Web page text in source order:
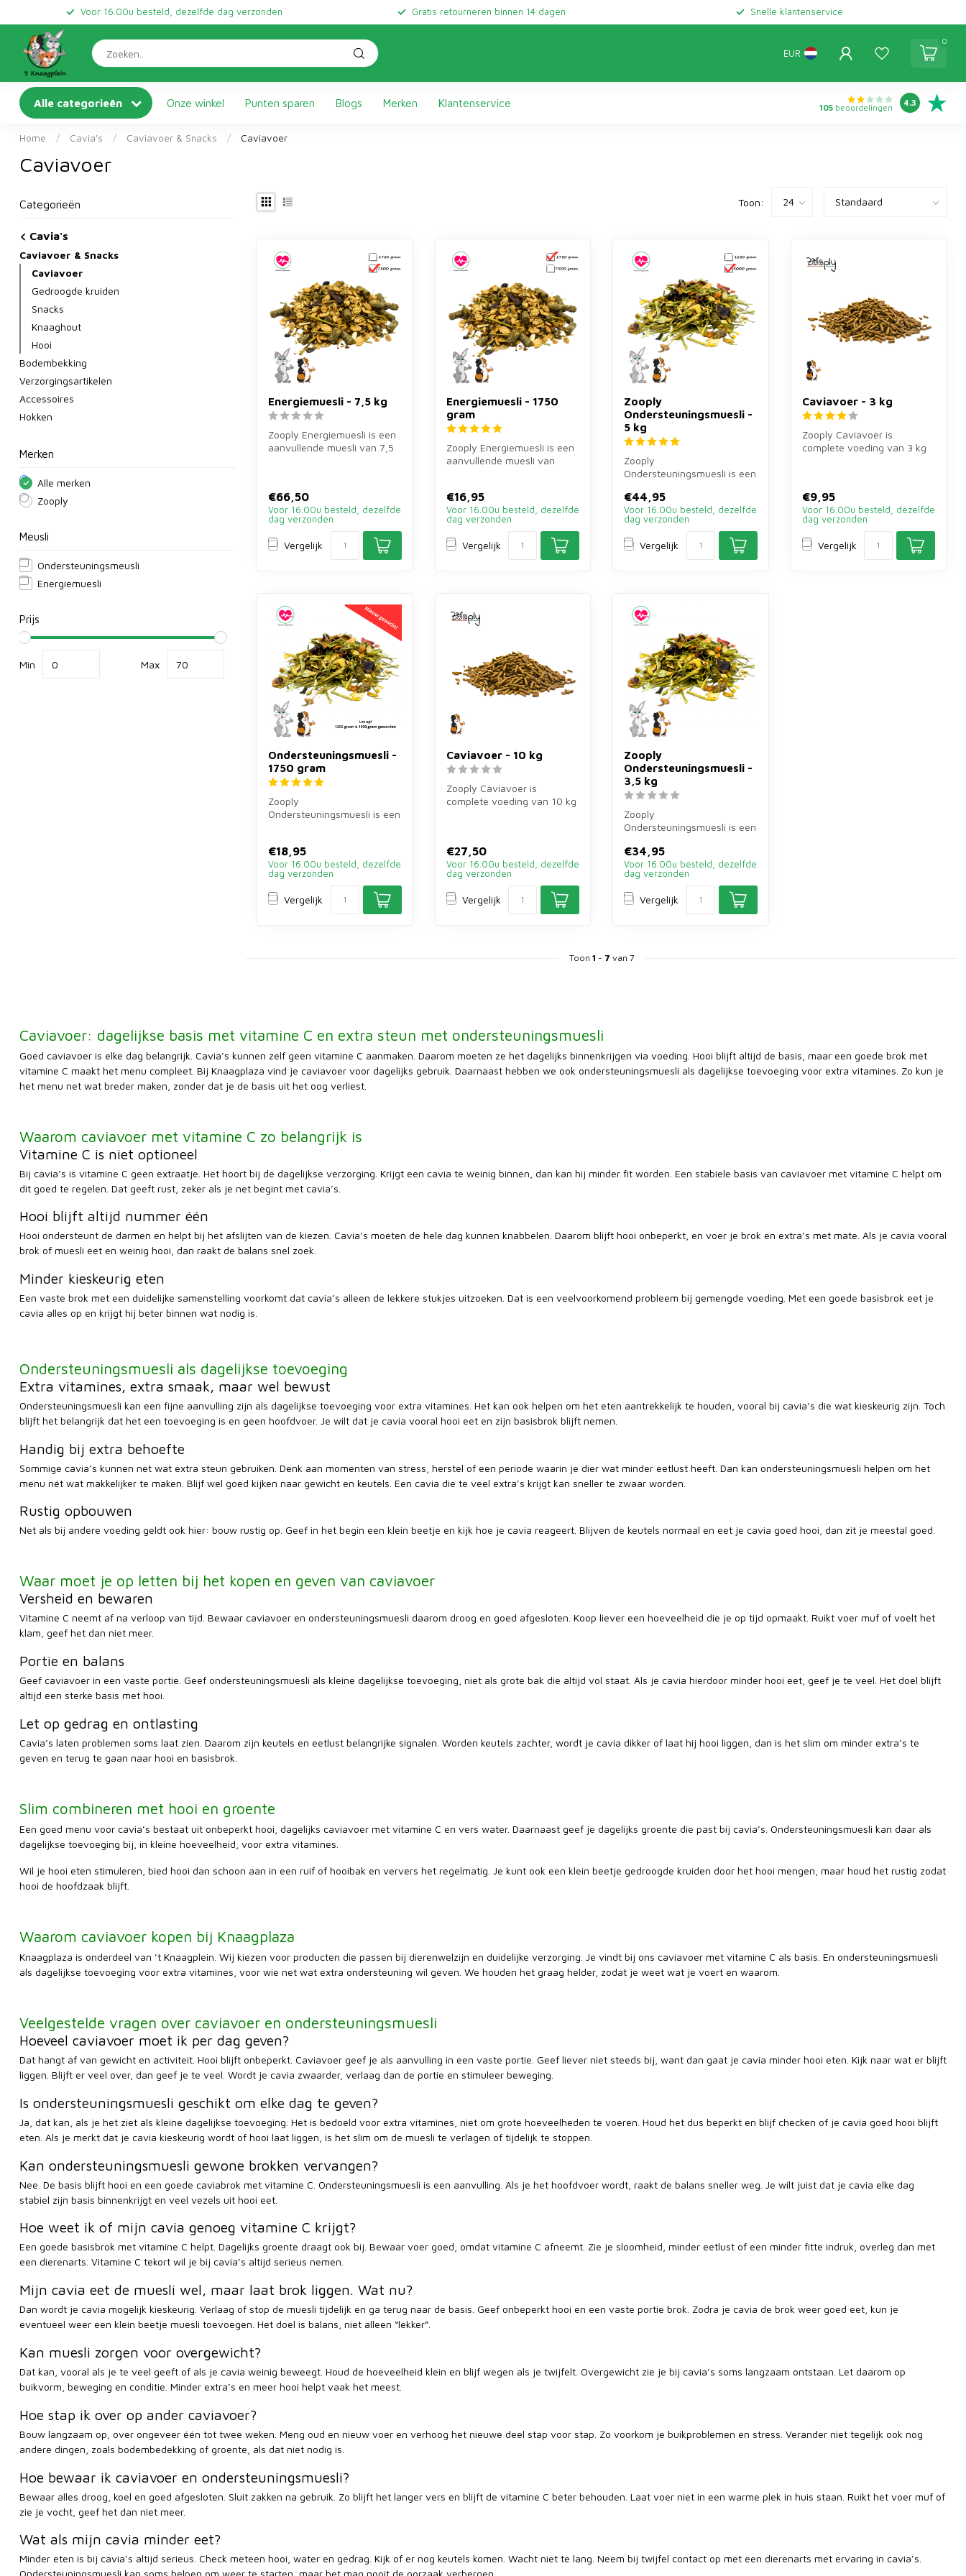
Voor 16.00u besteld, dezelfde dag verzonden Gratis retourneren binnen 14 dagen Snelle klantenservice
EUR
0
Alle categorieën Onze winkel Punten sparen Blogs Merken Klantenservice 105beoordelingen
4.3
Home / Cavia's / Caviavoer & Snacks / Caviavoer
Caviavoer
Categorieën
Cavia's
Caviavoer & Snacks
Caviavoer
Gedroogde kruiden
Snacks
Knaaghout
Hooi
Bodembekking
Verzorgingsartikelen
Accessoires
Hokken
Merken
Alle merken
Zooply
Meusli
Ondersteuningsmeusli
Energiemuesli
Prijs
Min Max
Toon:
Energiemuesli - 7,5 kg
Zooply Energiemuesli is een
aanvullende muesli van 7,5
€66,50
Voor 16.00u besteld, dezelfde
dag verzonden
Vergelijk
Energiemuesli - 1750
gram
Zooply Energiemuesli is een
aanvullende muesli van
€16,95
Voor 16.00u besteld, dezelfde
dag verzonden
Vergelijk
Zooply
Ondersteuningsmuesli -
5 kg
Zooply
Ondersteuningsmuesli is een
voor konijnen en ...
€44,95
Voor 16.00u besteld, dezelfde
dag verzonden
Vergelijk
Caviavoer - 3 kg
Zooply Caviavoer is
complete voeding van 3 kg
€9,95
Voor 16.00u besteld, dezelfde
dag verzonden
Vergelijk
Ondersteuningsmuesli -
1750 gram
Zooply
Ondersteuningsmuesli is een
€18,95
Voor 16.00u besteld, dezelfde
dag verzonden
Vergelijk
Caviavoer - 10 kg
Zooply Caviavoer is
complete voeding van 10 kg
€27,50
Voor 16.00u besteld, dezelfde
dag verzonden
Vergelijk
Zooply
Ondersteuningsmuesli -
3,5 kg
Zooply
Ondersteuningsmuesli is een
kg voor konijnen e...
€34,95
Voor 16.00u besteld, dezelfde
dag verzonden
Vergelijk
Toon 1 - 7 van 7
Caviavoer: dagelijkse basis met vitamine C en extra steun met ondersteuningsmuesli
Goed caviavoer is elke dag belangrijk. Cavia’s kunnen zelf geen vitamine C aanmaken. Daarom moeten ze het dagelijks binnenkrijgen via voeding. Hooi blijft altijd de basis, maar een goede brok met
vitamine C maakt het menu compleet. Bij Knaagplaza vind je caviavoer voor dagelijks gebruik. Daarnaast hebben we ook ondersteuningsmuesli als dagelijkse toevoeging voor extra vitamines. Zo kun je
het menu net wat breder maken, zonder dat je de basis uit het oog verliest.
Waarom caviavoer met vitamine C zo belangrijk is
Vitamine C is niet optioneel
Bij cavia’s is vitamine C geen extraatje. Het hoort bij de dagelijkse verzorging. Krijgt een cavia te weinig binnen, dan kan hij minder fit worden. Een stabiele basis van caviavoer met vitamine C helpt om
dit goed te regelen. Dat geeft rust, zeker als je net begint met cavia’s.
Hooi blijft altijd nummer één
Hooi ondersteunt de darmen en helpt bij het afslijten van de kiezen. Cavia’s moeten de hele dag kunnen knabbelen. Daarom blijft hooi onbeperkt, en voer je brok en extra’s met mate. Als je cavia vooral
brok of muesli eet en weinig hooi, dan raakt de balans snel zoek.
Minder kieskeurig eten
Een vaste brok met een duidelijke samenstelling voorkomt dat cavia’s alleen de lekkere stukjes uitzoeken. Dat is een veelvoorkomend probleem bij gemengde voeding. Met een goede basisbrok eet je
cavia alles op en krijgt hij beter binnen wat nodig is.
Ondersteuningsmuesli als dagelijkse toevoeging
Extra vitamines, extra smaak, maar wel bewust
Ondersteuningsmuesli kan een fijne aanvulling zijn als dagelijkse toevoeging voor extra vitamines. Het kan ook helpen om het eten aantrekkelijk te houden, vooral bij cavia’s die wat kieskeurig zijn. Toch
blijft het belangrijk dat het een toevoeging is en geen hoofdvoer. Je wilt dat je cavia vooral hooi eet en zijn basisbrok blijft nemen.
Handig bij extra behoefte
Sommige cavia’s kunnen net wat extra steun gebruiken. Denk aan momenten van stress, herstel of een periode waarin je dier wat minder eetlust heeft. Dan kan ondersteuningsmuesli helpen om het
menu nét wat makkelijker te maken. Blijf wel goed kijken naar gewicht en keutels. Een cavia die te veel extra’s krijgt kan sneller te zwaar worden.
Rustig opbouwen
Net als bij andere voeding geldt ook hier: bouw rustig op. Geef in het begin een klein beetje en kijk hoe je cavia reageert. Blijven de keutels normaal en eet je cavia goed hooi, dan zit je meestal goed.
Waar moet je op letten bij het kopen en geven van caviavoer
Versheid en bewaren
Vitamine C neemt af na verloop van tijd. Bewaar caviavoer en ondersteuningsmuesli daarom droog en goed afgesloten. Koop liever een hoeveelheid die je op tijd opmaakt. Ruikt voer muf of voelt het
klam, geef het dan niet meer.
Portie en balans
Geef caviavoer in een vaste portie. Geef ondersteuningsmuesli als kleine dagelijkse toevoeging, niet als grote bak die altijd vol staat. Als je cavia hierdoor minder hooi eet, geef je te veel. Het doel blijft
altijd een sterke basis met hooi.
Let op gedrag en ontlasting
Cavia’s laten problemen soms laat zien. Daarom zijn keutels en eetlust belangrijke signalen. Worden keutels zachter, wordt je cavia dikker of laat hij hooi liggen, dan is het slim om minder extra’s te
geven en terug te gaan naar hooi en basisbrok.
Slim combineren met hooi en groente
Een goed menu voor cavia’s bestaat uit onbeperkt hooi, dagelijks caviavoer met vitamine C en vers water. Daarnaast geef je dagelijks groente die past bij cavia’s. Ondersteuningsmuesli kan daar als
dagelijkse toevoeging bij, in kleine hoeveelheid, voor extra vitamines.
Wil je hooi eten stimuleren, bied hooi dan schoon aan in een ruif of hooibak en ververs het regelmatig. Je kunt ook een klein beetje gedroogde kruiden door het hooi mengen, maar houd het rustig zodat
hooi de hoofdzaak blijft.
Waarom caviavoer kopen bij Knaagplaza
Knaagplaza is onderdeel van ’t Knaagplein. Wij kiezen voor producten die passen bij dierenwelzijn en duidelijke verzorging. Je vindt bij ons caviavoer met vitamine C als basis. En ondersteuningsmuesli
als dagelijkse toevoeging voor extra vitamines, voor wie net wat extra ondersteuning wil geven. We houden het graag helder, zodat je weet wat je voert en waarom.
Veelgestelde vragen over caviavoer en ondersteuningsmuesli
Hoeveel caviavoer moet ik per dag geven?
Dat hangt af van gewicht en activiteit. Hooi blijft onbeperkt. Caviavoer geef je als aanvulling in een vaste portie. Geef liever niet steeds bij, want dan gaat je cavia minder hooi eten. Kijk naar wat er blijft
liggen. Blijft er veel over, dan geef je te veel. Wordt je cavia zwaarder, verlaag dan de portie en stimuleer beweging.
Is ondersteuningsmuesli geschikt om elke dag te geven?
Ja, dat kan, als je het ziet als kleine dagelijkse toevoeging. Het is bedoeld voor extra vitamines, niet om grote hoeveelheden te voeren. Houd het dus beperkt en blijf checken of je cavia goed hooi blijft
eten. Als je merkt dat je cavia kieskeurig wordt of hooi laat liggen, is het slim om de muesli te verlagen of tijdelijk te stoppen.
Kan ondersteuningsmuesli gewone brokken vervangen?
Nee. De basis blijft hooi en een goede caviabrok met vitamine C. Ondersteuningsmuesli is een aanvulling. Als je het hoofdvoer wordt, raakt de balans sneller weg. Je wilt juist dat je cavia elke dag
stabiel zijn basis binnenkrijgt en veel vezels uit hooi eet.
Hoe weet ik of mijn cavia genoeg vitamine C krijgt?
Een goede basisbrok met vitamine C helpt. Dagelijks groente draagt ook bij. Bewaar voer goed, omdat vitamine C afneemt. Zie je sloomheid, minder eetlust of een minder fitte indruk, overleg dan met
een dierenarts. Vitamine C tekort wil je bij cavia’s altijd serieus nemen.
Mijn cavia eet de muesli wel, maar laat brok liggen. Wat nu?
Dan wordt je cavia mogelijk kieskeurig. Verlaag of stop de muesli tijdelijk en ga terug naar de basis. Geef onbeperkt hooi en een vaste portie brok. Zodra je cavia de brok weer goed eet, kun je
eventueel weer een klein beetje muesli toevoegen. Het doel is balans, niet alleen “lekker”.
Kan muesli zorgen voor overgewicht?
Dat kan, vooral als je te veel geeft of als je cavia weinig beweegt. Houd de hoeveelheid klein en blijf wegen als je twijfelt. Overgewicht zie je bij cavia’s soms langzaam ontstaan. Let daarom op
buikvorm, beweging en conditie. Minder extra’s en meer hooi helpt vaak het meest.
Hoe stap ik over op ander caviavoer?
Bouw langzaam op, over ongeveer één tot twee weken. Meng oud en nieuw voer en verhoog het nieuwe deel stap voor stap. Zo voorkom je buikproblemen en stress. Verander niet tegelijk ook nog
andere dingen, zoals bodembedekking of groente, als dat niet nodig is.
Hoe bewaar ik caviavoer en ondersteuningsmuesli?
Bewaar alles droog, koel en goed afgesloten. Sluit zakken na gebruik. Zo blijft het langer vers en blijft de vitamine C beter behouden. Laat voer niet in een warme plek in huis staan. Ruikt het voer muf of
zie je vocht, geef het dan niet meer.
Wat als mijn cavia minder eet?
Minder eten is bij cavia’s altijd serieus. Check meteen hooi, water en gedrag. Kijk of er nog keutels komen. Wacht niet te lang. Neem bij twijfel contact op met een dierenarts met ervaring in cavia’s.